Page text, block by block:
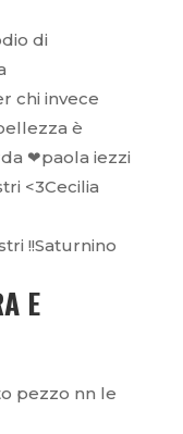
di
chi invece
è
❤paola iezzi
<3Cecilia
!!Saturnino
E
pezzo nn le